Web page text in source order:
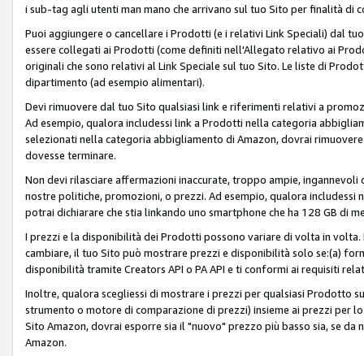
i sub-tag agli utenti man mano che arrivano sul tuo Sito per finalità
Puoi aggiungere o cancellare i Prodotti (e i relativi Link Speciali) dal
essere collegati ai Prodotti (come definiti nell'Allegato relativo ai
originali che sono relativi al Link Speciale sul tuo Sito. Le liste di
dipartimento (ad esempio alimentari).
Devi rimuovere dal tuo Sito qualsiasi link e riferimenti relativi a
Ad esempio, qualora includessi link a Prodotti nella categoria
selezionati nella categoria abbigliamento di Amazon, dovrai
dovesse terminare.
Non devi rilasciare affermazioni inaccurate, troppo ampie,
nostre politiche, promozioni, o prezzi. Ad esempio, qualora includessi
potrai dichiarare che stia linkando uno smartphone che ha 128 GB di
I prezzi e la disponibilità dei Prodotti possono variare di volta in
cambiare, il tuo Sito può mostrare prezzi e disponibilità solo se:(a)
disponibilità tramite Creators API o PA API e ti conformi ai requisiti
Inoltre, qualora scegliessi di mostrare i prezzi per qualsiasi Prodotto
strumento o motore di comparazione di prezzi) insieme ai prezzi
Sito Amazon, dovrai esporre sia il "nuovo" prezzo più basso sia, se
Amazon.